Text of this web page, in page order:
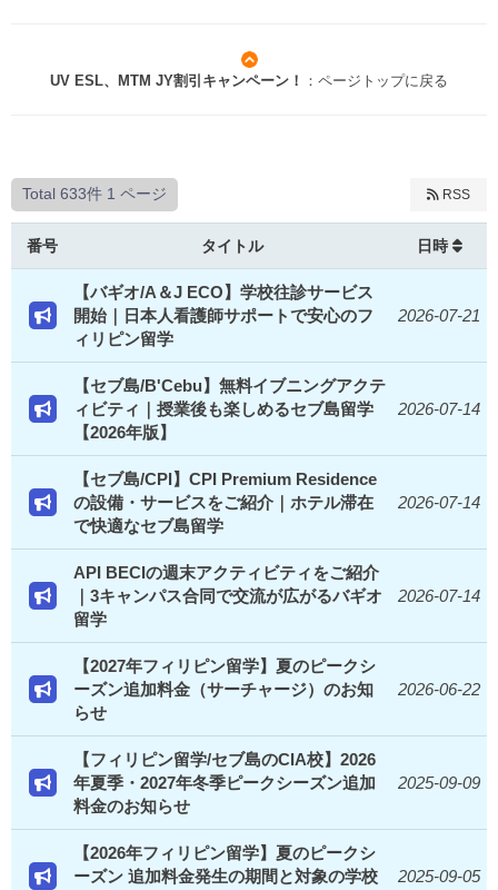
UV ESL、MTM JY割引キャンペーン！ ：ページトップに戻る
Total 633件 1 ページ RSS
番号 タイトル 日時
【バギオ/A＆J ECO】学校往診サービス
開始｜日本人看護師サポートで安心のフ
ィリピン留学
2026-07-21
【セブ島/B'Cebu】無料イブニングアクテ
ィビティ｜授業後も楽しめるセブ島留学
【2026年版】
2026-07-14
【セブ島/CPI】CPI Premium Residence
の設備・サービスをご紹介｜ホテル滞在
で快適なセブ島留学
2026-07-14
API BECIの週末アクティビティをご紹介
｜3キャンパス合同で交流が広がるバギオ
留学
2026-07-14
【2027年フィリピン留学】夏のピークシ
ーズン追加料金（サーチャージ）のお知
らせ
2026-06-22
【フィリピン留学/セブ島のCIA校】2026
年夏季・2027年冬季ピークシーズン追加
料金のお知らせ
2025-09-09
【2026年フィリピン留学】夏のピークシ
ーズン 追加料金発生の期間と対象の学校
2025-09-05